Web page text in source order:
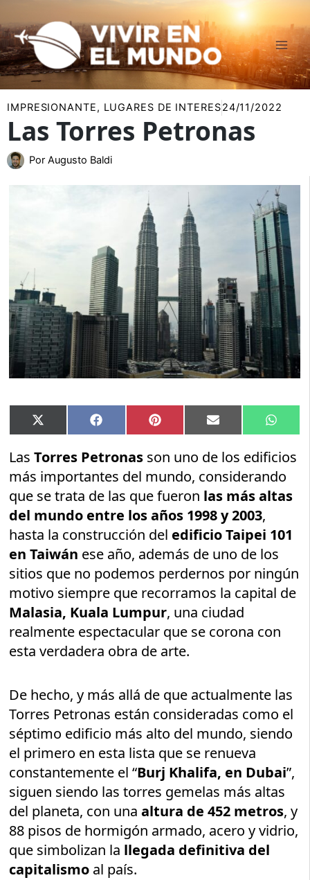
al
contenido
IMPRESIONANTE, LUGARES DE INTERES24/11/2022
Las Torres Petronas
Por Augusto Baldi
Compartir
en
X
(Twitter)
Compartir
en
Facebook Compartir
en
Pinterest Compartir
en
Email
en
LasTorres Petronas son uno de los edificios
más importantes del mundo, considerando
que se trata de las que fueron las más altas
del mundo entre los años 1998 y 2003,
hasta la construcción del edificio Taipei 101
en Taiwán ese año, además de uno de los
sitios que no podemos perdernos por ningún
motivo siempre que recorramos la capital de
Malasia, Kuala Lumpur, una ciudad
realmente espectacular que se corona con
esta verdadera obra de arte.
De hecho, y más allá de que actualmente las
Torres Petronas están consideradas como el
séptimo edificio más alto del mundo, siendo
el primero en esta lista que se renueva
constantemente el “Burj Khalifa, en Dubai”,
siguen siendo las torres gemelas más altas
del planeta, con unaaltura de 452 metros, y
88 pisos de hormigón armado, acero y vidrio,
que simbolizan la llegada definitiva del
capitalismo al país.